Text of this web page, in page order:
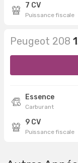
7 CV
Puissance fiscale
Peugeot 208
Essence
Carburant
9 CV
Puissance fiscale